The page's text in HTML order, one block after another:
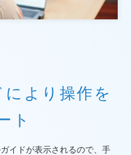
より操作を
ト
イドが表示されるので、手